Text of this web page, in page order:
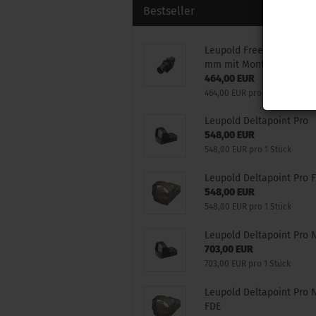
Bestseller
Leupold Freedom RDS
mm mit Montage
464,00 EUR
464,00 EUR pro 1 Stück
Leupold Deltapoint Pro
548,00 EUR
548,00 EUR pro 1 Stück
Leupold Deltapoint Pro
548,00 EUR
548,00 EUR pro 1 Stück
Leupold Deltapoint Pro
703,00 EUR
703,00 EUR pro 1 Stück
Leupold Deltapoint Pro
FDE